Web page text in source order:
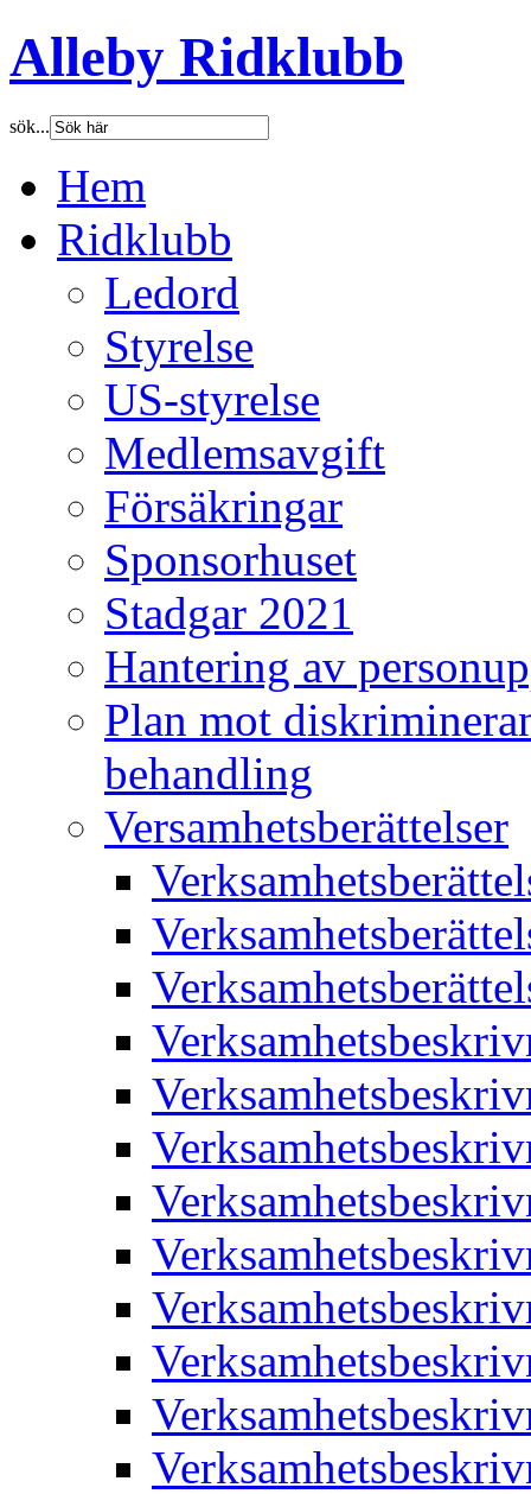
Alleby Ridklubb
sök...
Hem
Ridklubb
Ledord
Styrelse
US-styrelse
Medlemsavgift
Försäkringar
Sponsorhuset
Stadgar 2021
Hantering av
Plan mot
behandling
Versamhetsberättelser